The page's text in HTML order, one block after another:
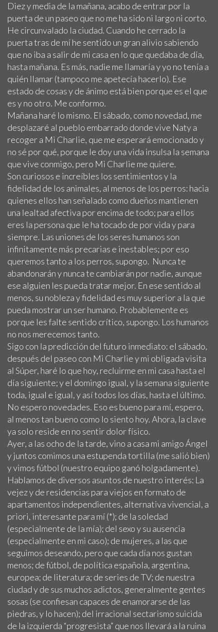
Diez y media de la mañana, acabo de entrar por la
puerta de un paseo que no me ha sido ni largo ni corto.
He circunvalado la ciudad. Cuando he cerrado la
puerta tras de mí he sentido un gran alivio sabiendo
que no iba a salir de mi casa en lo que quedaba de día,
hasta mañana. Es más, nadie me llamaría y yo no tenía a
quién llamar (tampoco me apetecía hacerlo). Ese
estado de cosas y de ánimo está bien porque es el que
es y no otro. Me conformo.
Mañana haré lo mismo. El sábado, como novedad, me
desplazaré al pueblo embarrado donde vive Naty a
recoger a Mi Charlie, que me esperará emocionado y
no sé por qué, porque le doy una vida insulsa la semana
que vive conmigo, pero Mi Charlie me quiere.
Son curiosos e increíbles los sentimientos y la
fidelidad de los animales, al menos de los perros: hacia
quienes ellos han señalado como dueños mantienen
una lealtad afectiva por encima de todo; para ellos
eres la persona que le ha tocado de por vida y para
siempre. Las uniones de los seres humanos son
infinitamente más precarias e inestables; por eso
queremos tanto a los perros, supongo. Nunca te
abandonarán y nunca te cambiarán por nadie, aunque
ese alguien les pueda tratar mejor. En ese sentido al
menos, su nobleza y fidelidad es muy superior a la que
pueda mostrar un ser humano. Probablemente es
porque les falte sentido crítico, supongo. Los humanos
no nos merecemos tanto.
Sigo con la predicción del futuro inmediato: el sábado,
después del paseo con Mi Charlie y mi obligada visita
al Súper, haré lo que hoy, recluirme en mi casa hasta el
día siguiente; y el domingo igual, y la semana siguiente
toda, igual e igual, y así todos los días, hasta el último.
No espero novedades. Eso es bueno para mí, espero,
al menos tan bueno como lo siento hoy. Ahora, la clave
ya solo reside en no sentir dolor físico.
Ayer, a las ocho de la tarde, vino a casa mi amigo Ángel
y juntos comimos una estupenda tortilla (me salió bien)
y vimos fútbol (nuestro equipo ganó holgadamente).
Hablamos de diversos asuntos de nuestro interés: La
vejez y de residencias para viejos en formato de
apartamentos independientes, alternativa vivencial, a
priori, interesante para mí (*); de la soledad
(especialmente de la mía); del sexo y su ausencia
(especialmente en mi caso); de mujeres, a las que
seguimos deseando, pero que cada día nos gustan
menos; de fútbol, de política española, argentina,
europea; de literatura; de series de TV; de nuestra
ciudad y de sus muchos adictos, generalmente gentes
sosas (se confiesan capaces de enamorarse de las
piedras, y lo hacen); del irracional sectarismo suicida
de la izquierda “progresista” que nos llevará a la ruina